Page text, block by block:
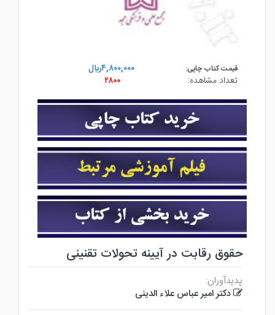
قیمت کتاب چاپی:
۴,۸۰۰,۰۰۰ريال
تعداد مشاهده:
۲۸۰۰
حقوق رقابت در آیینه تحولات تقنینی
پدیدآوران:
دکتر امیر عباس علاء الدینی